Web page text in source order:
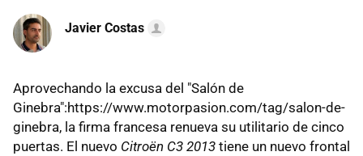
Javier Costas
Aprovechando la excusa del "Salón de
Ginebra":https://www.motorpasion.com/tag/salon-de-
ginebra, la firma francesa renueva su utilitario de cinco
puertas. El nuevo Citroën C3 2013 tiene un nuevo frontal